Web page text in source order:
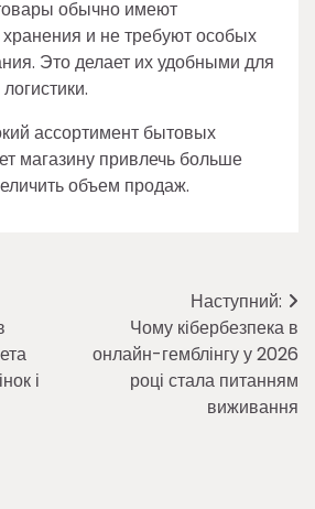
обычно имеют
и не требуют особых
Это делает их удобными для
ассортимент бытовых
магазину привлечь больше
объем продаж.
і
Наступний:
Чому кібербезпека в
онлайн-гемблінгу у 2026
році стала питанням
виживання